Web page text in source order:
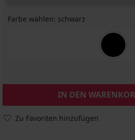
Farbe wählen: schwarz
IN DEN
Zu Favoriten hinzufügen